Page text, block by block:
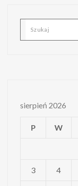
sierpień 2026
P W
3 4